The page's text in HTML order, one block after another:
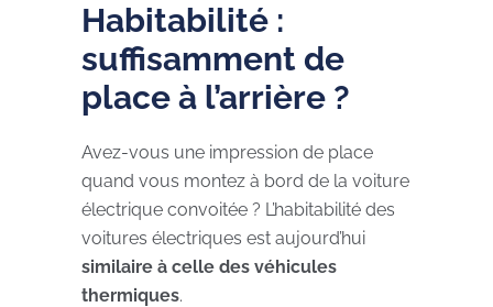
Habitabilité :
suffisamment de
place à l’arrière ?
Avez-vous une impression de place
quand vous montez à bord de la voiture
électrique convoitée ? L’habitabilité des
voitures électriques est aujourd’hui
similaire à celle des véhicules
thermiques.